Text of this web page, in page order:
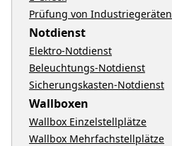
Prüfung von Industriegeräten
Notdienst
Elektro-Notdienst
Beleuchtungs-Notdienst
Sicherungskasten-Notdienst
Wallboxen
Wallbox Einzelstellplätze
Wallbox Mehrfachstellplätze